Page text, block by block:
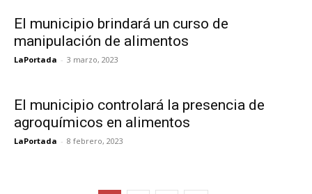
El municipio brindará un curso de
manipulación de alimentos
LaPortada - 3 marzo, 2023
El municipio controlará la presencia de
agroquímicos en alimentos
LaPortada - 8 febrero, 2023